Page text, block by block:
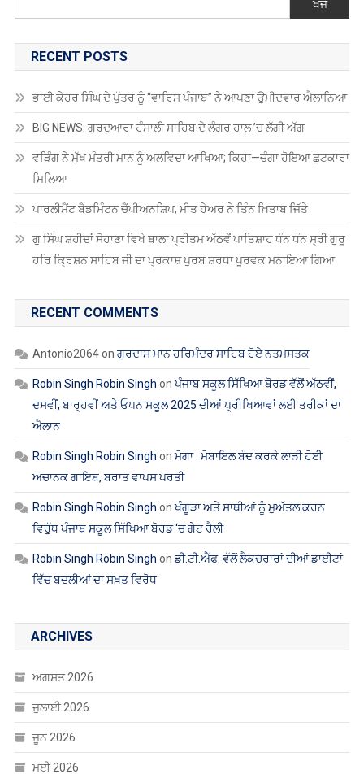
ਵੜਿੰਗ ਨੇ ਮੁੱਖ ਮੰਤਰੀ ਮਾਨ ਨੂੰ ਅਲਵਿਦਾ ਆਖਿਆ; ਕਿਹਾ—ਚੰਗਾ ਹੋਇਆ ਛੁਟਕਾਰਾ
ਮਿਲਿਆ
ਪਾਰਲੀਮੈਂਟ ਬੈਡਮਿੰਟਨ ਚੈਂਪੀਅਨਸ਼ਿਪ; ਮੀਤ ਹੇਅਰ ਨੇ ਤਿੰਨ ਖ਼ਿਤਾਬ ਜਿੱਤੇ
ਗੁ ਸਿੰਘ ਸ਼ਹੀਦਾਂ ਸੋਹਾਣਾ ਵਿਖੇ ਬਾਲਾ ਪ੍ਰੀਤਮ ਅੱਠਵੇਂ ਪਾਤਿਸ਼ਾਹ ਧੰਨ ਧੰਨ ਸ੍ਰੀ ਗੁਰੂ
ਹਰਿ ਕ੍ਰਿਸ਼ਨ ਸਾਹਿਬ ਜੀ ਦਾ ਪ੍ਰਕਾਸ਼ ਪੁਰਬ ਸ਼ਰਧਾ ਪੂਰਵਕ ਮਨਾਇਆ ਗਿਆ
RECENT COMMENTS
Robin Singh Robin Singh
ਮੋਗਾ : ਮੋਬਾਇਲ ਬੰਦ ਕਰਕੇ ਲਾੜੀ ਹੋਈ
ਅਚਾਨਕ ਗਾਇਬ, ਬਰਾਤ ਵਾਪਸ ਪਰਤੀ
Robin Singh Robin Singhonਖੰਗੂੜਾ ਅਤੇ ਸਾਥੀਆਂ ਨੂੰ ਮੁਅੱਤਲ ਕਰਨ
ਵਿਰੁੱਧ ਪੰਜਾਬ ਸਕੂਲ ਸਿੱਖਿਆ ਬੋਰਡ ‘ਚ ਗੇਟ ਰੈਲੀ
Robin Singh Robin Singhonਡੀ.ਟੀ.ਐੱਫ. ਵੱਲੋਂ ਲੈਕਚਰਾਰਾਂ ਦੀਆਂ ਡਾਈਟਾਂ
ਵਿੱਚ ਬਦਲੀਆਂ ਦਾ ਸਖ਼ਤ ਵਿਰੋਧ
ARCHIVES
ਜੂਨ 2026
ਮਈ 2026
ਅਪ੍ਰੈਲ 2026
ਮਾਰਚ 2026